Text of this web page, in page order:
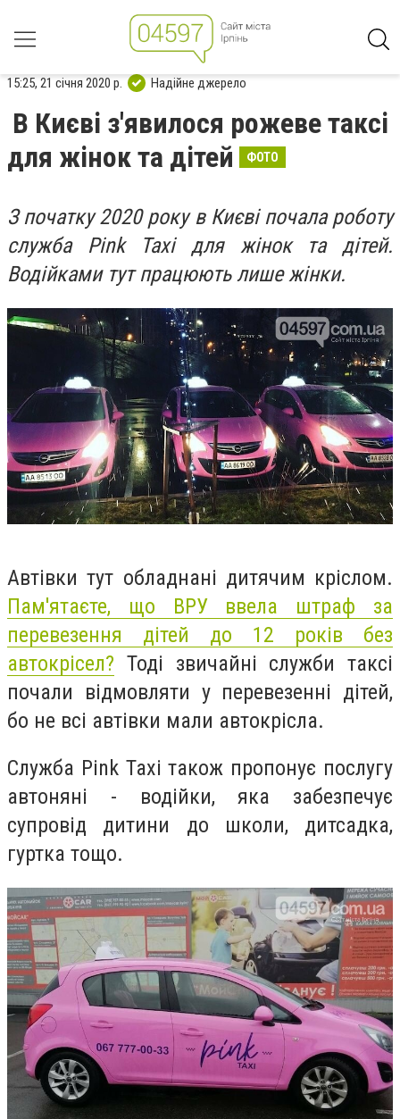
15:25, 21 січня 2020 р. Надійне джерело
В Києві з'явилося рожеве таксі
для жінок та дітей
ФОТО
З початку 2020 року в Києві почала роботу
служба Pink Taxi для жінок та дітей.
Водійками тут працюють лише жінки.
Автівки тут обладнані дитячим кріслом.
Пам'ятаєте, що ВРУ ввела штраф за
перевезення дітей до 12 років без
автокрісел? Тоді звичайні служби таксі
почали відмовляти у перевезенні дітей,
бо не всі автівки мали автокрісла.
Служба Pink Taxi також пропонує послугу
автоняні - водійки, яка забезпечує
супровід дитини до школи, дитсадка,
гуртка тощо.